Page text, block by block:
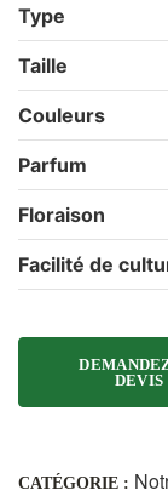
Type
Taille
Couleurs
Parfum
Floraison
Facilité de
CATÉGORIE :